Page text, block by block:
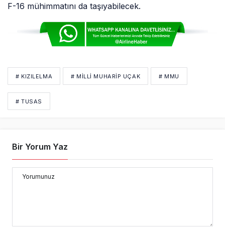
F-16 mühimmatını da taşıyabilecek.
# KIZILELMA # MILLI MUHARIP UÇAK # MMU
# TUSAS
Bir Yorum Yaz
Yorumunuz